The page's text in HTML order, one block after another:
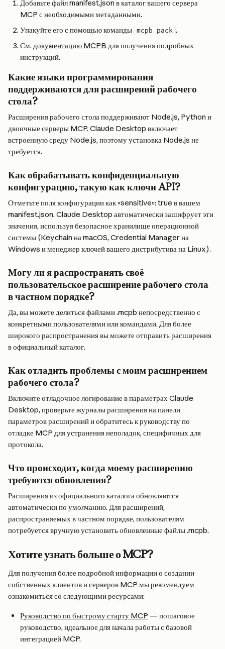
Добавьте файл manifest.json в каталог вашего сервера
MCP с необходимыми метаданными.
Упакуйте его с помощью команды mcpb pack .
См. документацию MCPB для получения подробных
инструкций.
Какие языки программирования
поддерживаются для расширений рабочего
стола?
Расширения рабочего стола поддерживают Node.js, Python и
двоичные серверы MCP. Claude Desktop включает
встроенную среду Node.js, поэтому установка Node.js не
требуется.
Как обрабатывать конфиденциальную
конфигурацию, такую как ключи API?
Отметьте поля конфигурации как «sensitive»: true в вашем
manifest.json. Claude Desktop автоматически зашифрует эти
значения, используя безопасное хранилище операционной
системы (Keychain на macOS, Credential Manager на
Windows и менеджер ключей вашего дистрибутива на Linux).
Могу ли я распространять своё
пользовательское расширение рабочего стола
в частном порядке?
Да, вы можете делиться файлами .mcpb непосредственно с
конкретными пользователями или командами. Для более
широкого распространения вы можете отправить расширения
в официальный каталог.
Как отладить проблемы с моим расширением
рабочего стола?
Включите отладочное логирование в параметрах Claude
Desktop, проверьте журналы расширения на панели
параметров расширений и обратитесь к руководству по
отладке MCP для устранения неполадок, специфичных для
протокола.
Что происходит, когда моему расширению
требуются обновления?
Расширения из официального каталога обновляются
автоматически по умолчанию. Для расширений,
распространяемых в частном порядке, пользователям
потребуется вручную установить обновленные файлы .mcpb.
Хотите узнать больше о MCP?
Для получения более подробной информации о создании
собственных клиентов и серверов MCP мы рекомендуем
ознакомиться со следующими ресурсами:
Руководство по быстрому старту MCP — пошаговое
руководство, идеальное для начала работы с базовой
интеграцией MCP.